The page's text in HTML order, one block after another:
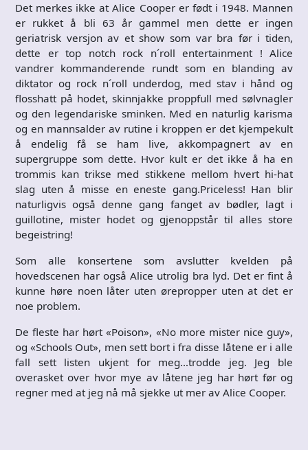
Det merkes ikke at Alice Cooper er født i 1948. Mannen
er rukket å bli 63 år gammel men dette er ingen
geriatrisk versjon av et show som var bra før i tiden,
dette er top notch rock n´roll entertainment ! Alice
vandrer kommanderende rundt som en blanding av
diktator og rock n´roll underdog, med stav i hånd og
flosshatt på hodet, skinnjakke proppfull med sølvnagler
og den legendariske sminken. Med en naturlig karisma
og en mannsalder av rutine i kroppen er det kjempekult
å endelig få se ham live, akkompagnert av en
supergruppe som dette. Hvor kult er det ikke å ha en
trommis kan trikse med stikkene mellom hvert hi-hat
slag uten å misse en eneste gang.Priceless! Han blir
naturligvis også denne gang fanget av bødler, lagt i
guillotine, mister hodet og gjenoppstår til alles store
begeistring!
Som alle konsertene som avslutter kvelden på
hovedscenen har også Alice utrolig bra lyd. Det er fint å
kunne høre noen låter uten ørepropper uten at det er
noe problem.
De fleste har hørt «Poison», «No more mister nice guy»,
og «Schools Out», men sett bort i fra disse låtene er i alle
fall sett listen ukjent for meg…trodde jeg. Jeg ble
overasket over hvor mye av låtene jeg har hørt før og
regner med at jeg nå må sjekke ut mer av Alice Cooper.